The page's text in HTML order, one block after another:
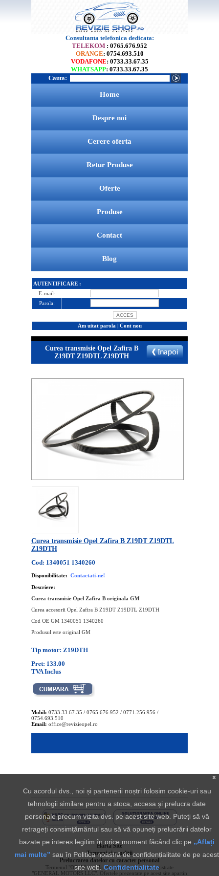
Consultanta telefonica dedicata:
TELEKOM : 0765.676.952
ORANGE: 0754.693.510
VODAFONE: 0733.33.67.35
WHATSAPP: 0733.33.67.35
Cauta:
Home
Despre noi
Cerere oferta
Retur Produse
Oferte
Produse
Contact
Blog
AUTENTIFICARE :
E-mail:
Parola:
Am uitat parola | Cont nou
Curea transmisie Opel Zafira B
Z19DT Z19DTL Z19DTH
Curea transmisie Opel Zafira B Z19DT Z19DTL
Z19DTH
Cod: 1340051 1340260
Disponibilitate: Contactati-ne!
Descriere:
Curea transmisie Opel Zafira B originala GM
Curea accesorii Opel Zafira B Z19DT Z19DTL Z19DTH
Cod OE GM 1340051 1340260
Produsul este original GM
Tip motor: Z19DTH
Pret: 133.00
TVA Inclus
Mobil: 0733.33.67.35 / 0765.676.952 / 0771.256.956 /
0754.693.510
Email: office@revizieopel.ro
Harta Site
Termeni si conditii
Prelucrarea datelor cu caracter personal
Termenul "OPEL" si sigla aferenta sunt marci inregistrate
"GENERAL MOTORS LLC". Ofertele prezentate pe acest site apartin
x
Cu acordul dvs., noi și partenerii noștri folosim cookie-uri sau
tehnologii similare pentru a stoca, accesa și prelucra date
personale precum vizita dvs. pe acest site web. Puteți să vă
retrageți consimțământul sau să vă opuneți prelucrării datelor
bazate pe interes legitim în orice moment făcând clic pe „Aflați
mai multe” sau în Politica noastră de confidențialitate de pe acest
site web.Confidentialitate